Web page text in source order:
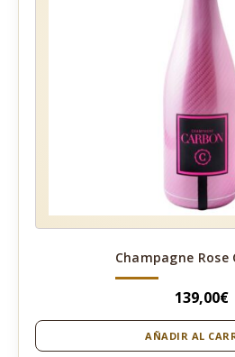
Champagne Rose
139,00€
AÑADIR AL